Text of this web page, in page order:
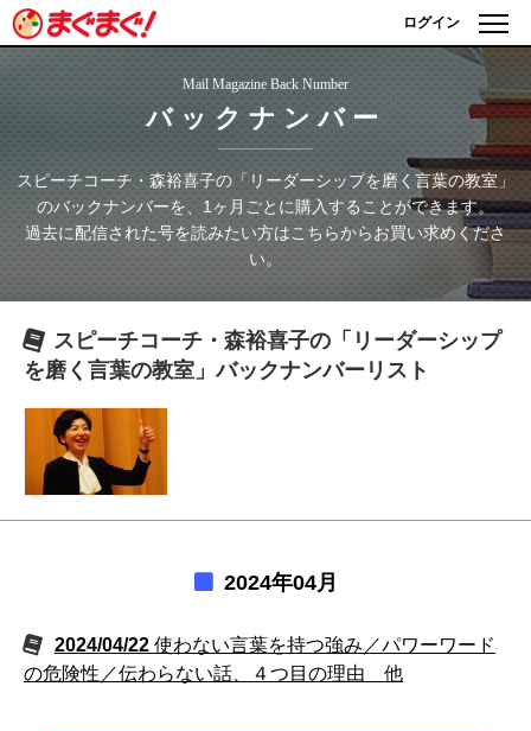
ログイン
Mail Magazine Back Number
バックナンバー
スピーチコーチ・森裕喜子の「リーダーシップを磨く言葉の教室」
のバックナンバーを、1ヶ月ごとに購入することができます。
過去に配信された号を読みたい方はこちらからお買い求めくださ
い。
スピーチコーチ・森裕喜子の「リーダーシップ
を磨く言葉の教室」バックナンバーリスト
2024年04月
2024/04/22 使わない言葉を持つ強み／パワーワード
の危険性／伝わらない話、４つ目の理由 他